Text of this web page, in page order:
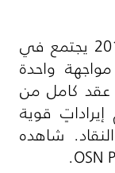
فيلم أجنبي ملحمي عُرض عام 2019 يجتمع في
واحدة
عقد كامل من
قوية
شاهده
OSN
.